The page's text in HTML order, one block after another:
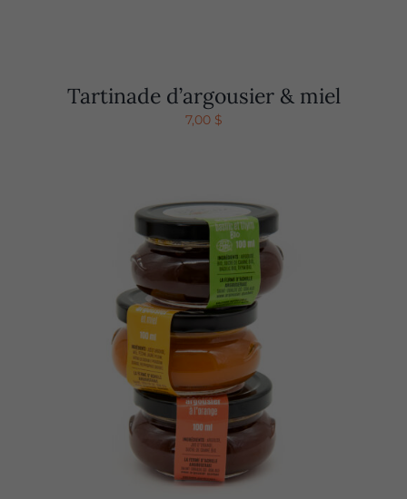
Tartinade d’argousier & miel
7,00 $